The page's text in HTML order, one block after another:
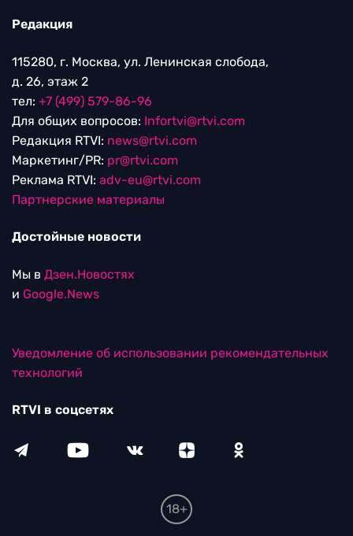
Редакция
115280, г. Москва, ул. Ленинская слобода,
д. 26, этаж 2
тел: +7 (499) 579-86-96
Для общих вопросов: Infortvi@rtvi.com
Редакция RTVI: news@rtvi.com
Маркетинг/PR: pr@rtvi.com
Реклама RTVI: adv-eu@rtvi.com
Партнерские материалы
Достойные новости
Мы в Дзен.Новостях
и Google.News
Уведомление об использовании рекомендательных
технологий
RTVI в соцсетях
18+